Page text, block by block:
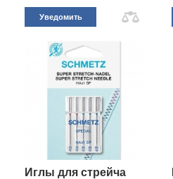
Уведомить
Иглы для стрейча